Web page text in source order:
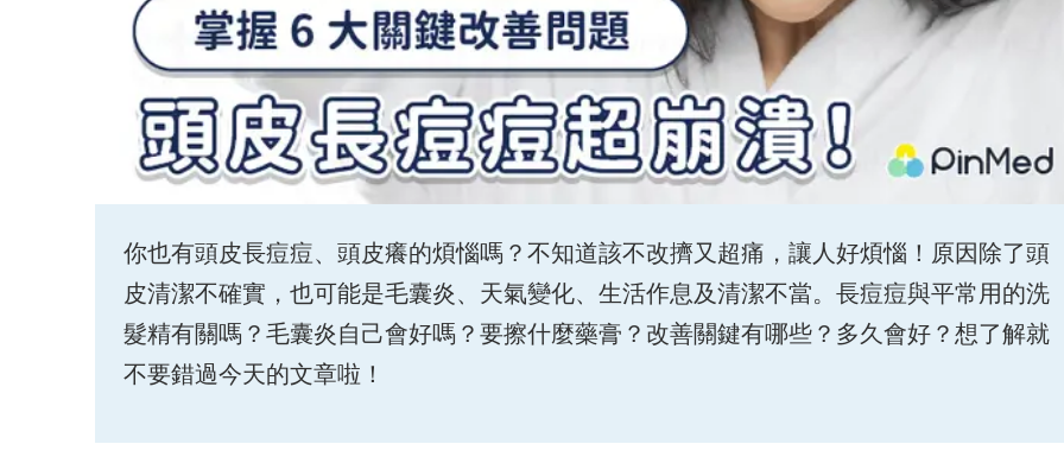
你也有頭皮長痘痘、頭皮癢的煩惱嗎？不知道該不改擠又超痛，讓人好煩惱！原因除了頭
皮清潔不確實，也可能是毛囊炎、天氣變化、生活作息及清潔不當。長痘痘與平常用的洗
髮精有關嗎？毛囊炎自己會好嗎？要擦什麼藥膏？改善關鍵有哪些？多久會好？想了解就
不要錯過今天的文章啦！